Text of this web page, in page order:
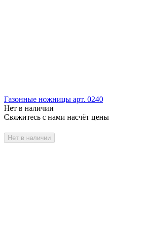
Газонные ножницы арт. 0240
Нет в наличии
Свяжитесь с нами насчёт цены
Нет в наличии